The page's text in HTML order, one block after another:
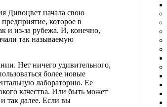
Дивоцвет начала свою
которое в
и из-за рубежа. И, конечно,
так называемую
Нет ничего удивительного,
более новые
лабораторию. Ее
качества. Или быть может
так далее. Если вы